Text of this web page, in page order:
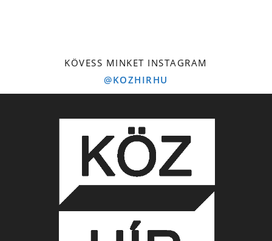
KÖVESS MINKET INSTAGRAM
@KOZHIRHU